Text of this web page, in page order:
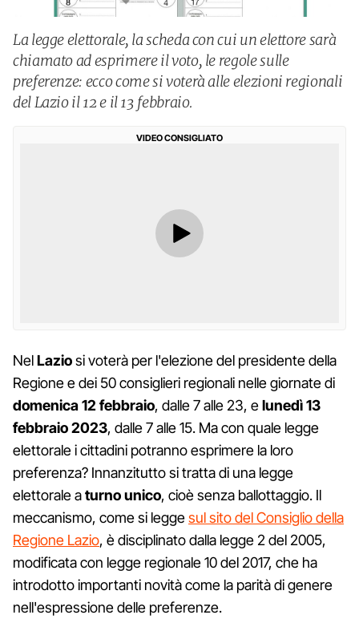
La legge elettorale, la scheda con cui un elettore sarà
chiamato ad esprimere il voto, le regole sulle
preferenze: ecco come si voterà alle elezioni regionali
del Lazio il 12 e il 13 febbraio.
VIDEO CONSIGLIATO
NelLaziosi voterà per l'elezione del presidente della
Regione e dei 50 consiglieri regionali nelle giornate di
domenica 12 febbraio, dalle 7 alle 23, elunedì 13
febbraio 2023, dalle 7 alle 15. Ma con quale legge
elettorale i cittadini potranno esprimere la loro
preferenza? Innanzitutto si tratta di una legge
elettorale aturno unico, cioè senza ballottaggio. Il
meccanismo, come si leggesul sito del Consiglio della
Regione Lazio, è disciplinato dalla legge 2 del 2005,
modificata con legge regionale 10 del 2017, che ha
introdotto importanti novità come la parità di genere
nell'espressione delle preferenze.